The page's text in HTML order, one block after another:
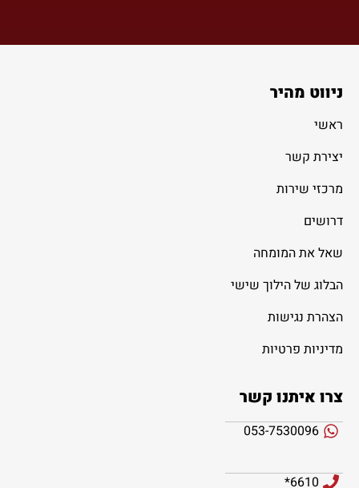
ניווט מהיר
ראשי
יצירת קשר
מרכזי שירות
דרושים
שאל את המומחה
הבלוג של הילוך שישי
הצהרת נגישות
מדיניות פרטיות
צרו איתנו קשר
053-7530096
6610*